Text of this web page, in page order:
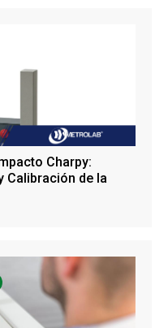
Charpy:
Calibración de la